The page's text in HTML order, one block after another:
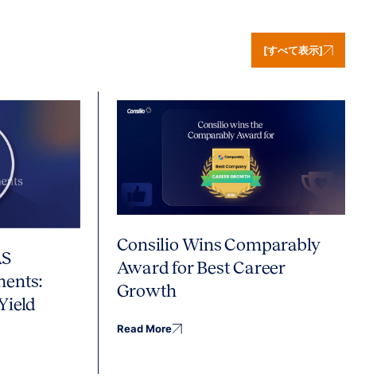
[すべて表示]
Consilio Wins Comparably
Award for Best Career
Growth
Read More